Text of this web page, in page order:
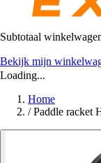
Subtotaal
Bekijk mijn
Loading...
Home
/ Paddle racket